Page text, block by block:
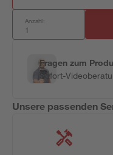
Anzahl:
Fragen zum
Sofort-
Unsere passenden